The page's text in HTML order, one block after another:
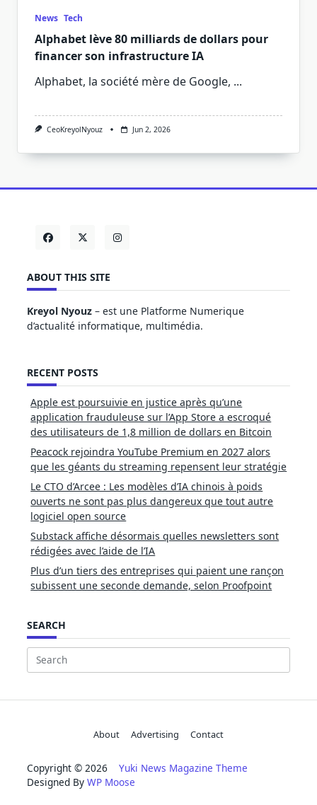
News Tech
Alphabet lève 80 milliards de dollars pour
financer son infrastructure IA
Alphabet, la société mère de Google, ...
CeoKreyolNyouz Jun 2, 2026
ABOUT THIS SITE
Kreyol Nyouz – est une Platforme Numerique
d’actualité informatique, multimédia.
RECENT POSTS
Apple est poursuivie en justice après qu’une
application frauduleuse sur l’App Store a escroqué
des utilisateurs de 1,8 million de dollars en Bitcoin
Peacock rejoindra YouTube Premium en 2027 alors
que les géants du streaming repensent leur stratégie
Le CTO d’Arcee : Les modèles d’IA chinois à poids
ouverts ne sont pas plus dangereux que tout autre
logiciel open source
Substack affiche désormais quelles newsletters sont
rédigées avec l’aide de l’IA
Plus d’un tiers des entreprises qui paient une rançon
subissent une seconde demande, selon Proofpoint
SEARCH
Search
About Advertising Contact
Copyright © 2026 Yuki News Magazine Theme
Designed By WP Moose